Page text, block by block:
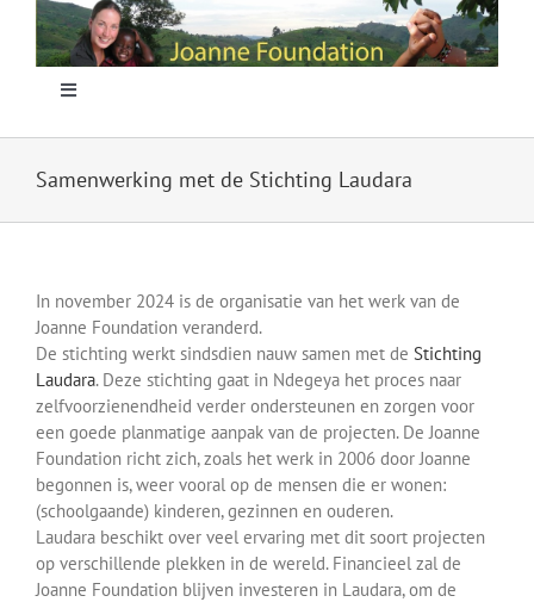
content
Toggle
Focus
Projecten
Nieuws
Sponsoring
Over ons
Samenwerking met de Stichting Laudara
In november 2024 is de organisatie van het werk van de
Joanne Foundation veranderd.
De stichting werkt sindsdien nauw samen met de Stichting
Laudara. Deze stichting gaat in Ndegeya het proces naar
zelfvoorzienendheid verder ondersteunen en zorgen voor
een goede planmatige aanpak van de projecten. De Joanne
Foundation richt zich, zoals het werk in 2006 door Joanne
begonnen is, weer vooral op de mensen die er wonen:
(schoolgaande) kinderen, gezinnen en ouderen.
Laudara beschikt over veel ervaring met dit soort projecten
op verschillende plekken in de wereld. Financieel zal de
Joanne Foundation blijven investeren in Laudara, om de